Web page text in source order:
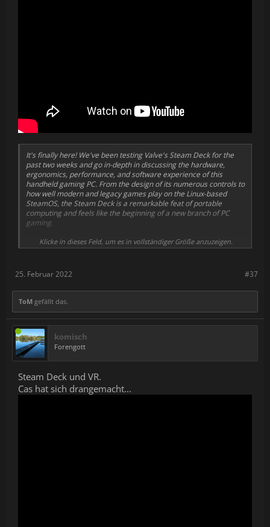
It's finally here! We've been testing Valve's Steam Deck for the
past two weeks and go in-depth in discussing the hardware,
ergonomics, performance, and software experience of this
handheld gaming PC. From the design of its numerous controls to
how well modern and legacy games play on the Linux-based
SteamOS, the Steam Deck is a remarkable feat of portable
computing and feels like the beginning of a new branch of PC
gaming.
Amazon Basics tabletop stand:https://amzn.to/35sSlFH
Anker USB-C hub:
Razer Kishi mobile controller:
Disclaimer: Tested may earn an affiliate commission when you
buy through the links here.
Klicke in dieses Feld, um es in vollständiger Größe anzuzeigen.
#37
25. Februar 2022
ToM gefällt das.
komisch
Forengott
Steam Deck und VR.
Cas hat sich drangemacht...